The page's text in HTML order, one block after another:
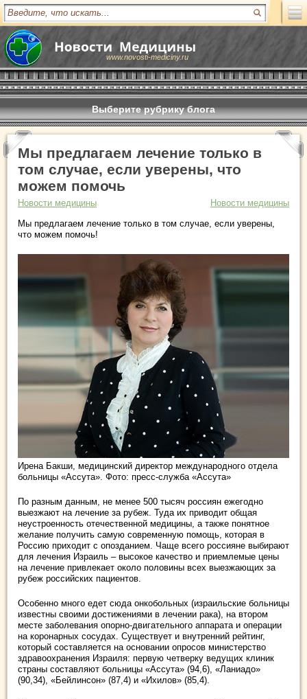
www.novosti-mediciny.ru
Выберите рубрику блога
Мы предлагаем лечение только в
том случае, если уверены, что
можем помочь
Новости медицины
Новости медицины
Мы предлагаем лечение только в том случае, если уверены,
что можем помочь!
Ирена Бакши, медицинский директор международного отдела
больницы «Ассута». Фото: пресс-служба «Ассута»
По разным данным, не менее 500 тысяч россиян ежегодно
выезжают на лечение за рубеж. Туда их приводит общая
неустроенность отечественной медицины, а также понятное
желание получить самую современную помощь, которая в
Россию приходит с опозданием. Чаще всего россияне выбирают
для лечения Израиль – высокое качество и приемлемые цены
на лечение привлекает около половины всех выезжающих за
рубеж российских пациентов.
Особенно много едет сюда онкобольных (израильские больницы
известны своими достижениями в лечении рака), на втором
месте заболевания опорно-двигательного аппарата и операции
на коронарных сосудах. Существует и внутренний рейтинг,
который составляется на основании опросов министерство
здравоохранения Израиля: первую четверку ведущих клиник
страны составляют больницы «Ассута» (94,6), «Ланиадо»
(90,34), «Бейлинсон» (87,4) и «Ихилов» (85,4).